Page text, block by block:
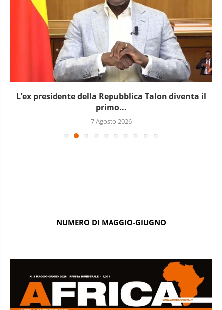
L’Uganda ha approvato l’invio di truppe a Gaza
7 Agosto 2026